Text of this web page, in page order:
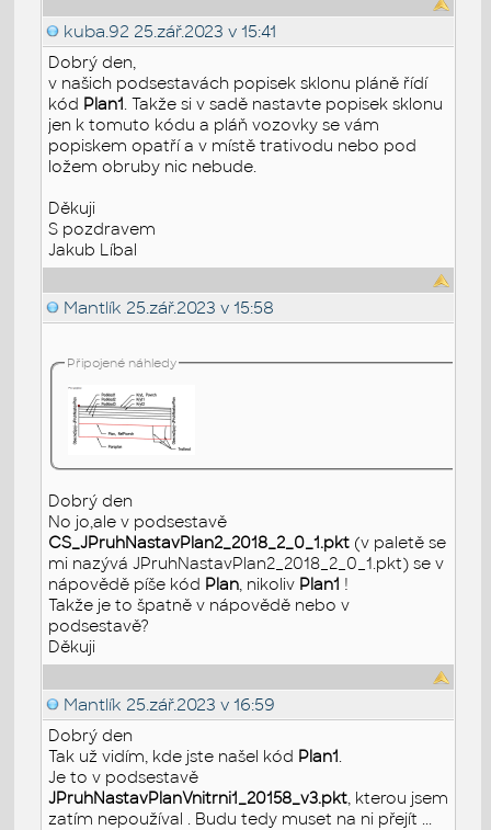
kuba.92 25.zář.2023 v 15:41
Dobrý den,
v našich podsestavách popisek sklonu pláně řídí
kód Plan1. Takže si v sadě nastavte popisek sklonu
jen k tomuto kódu a pláň vozovky se vám
popiskem opatří a v místě trativodu nebo pod
ložem obruby nic nebude.
Děkuji
S pozdravem
Jakub Líbal
Mantlík 25.zář.2023 v 15:58
Připojené náhledy
Dobrý den
No jo,ale v podsestavě
CS_JPruhNastavPlan2_2018_2_0_1.pkt (v paletě se
mi nazývá JPruhNastavPlan2_2018_2_0_1.pkt) se v
nápovědě píše kód Plan , nikoliv Plan1 !
Takže je to špatně v nápovědě nebo v
podsestavě?
Děkuji
Mantlík 25.zář.2023 v 16:59
Dobrý den
Tak už vidím, kde jste našel kód Plan1.
Je to v podsestavě
JPruhNastavPlanVnitrni1_20158_v3.pkt, kterou jsem
zatím nepoužíval . Budu tedy muset na ni přejít ...